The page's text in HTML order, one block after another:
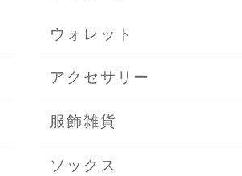
ウォレット
アクセサリー
服飾雑貨
ソックス